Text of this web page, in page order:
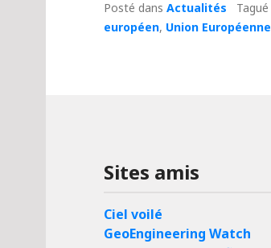
Posté dans Actualités Tagué
européen, Union Européenne
Sites amis
Ciel voilé
GeoEngineering Watch